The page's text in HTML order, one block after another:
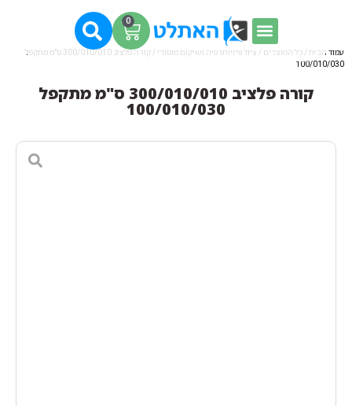
0
עמוד הבית / כל המוצרים / ציוד פיזיותרפיה ושיקום מוטורי
/ קורה פלציב 300/010/010 ס"מ מתקפל
100/010/030
קורה פלציב 300/010/010 ס"מ מתקפל
100/010/030